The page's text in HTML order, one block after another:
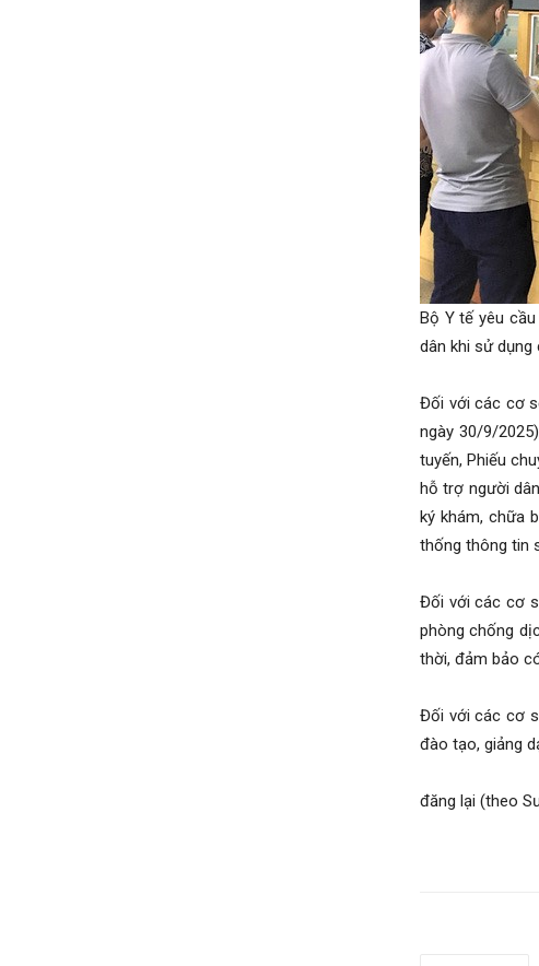
Bộ Y tế yêu
dân khi sử dụng
Đối với các cơ
ngày 30/9/
tuyến, Phiếu
hỗ trợ người
ký khám, chữa
thống thông tin
Đối với các cơ
phòng chống
thời, đảm bảo
Đối với các cơ
đào tạo, giảng
đăng lại (theo